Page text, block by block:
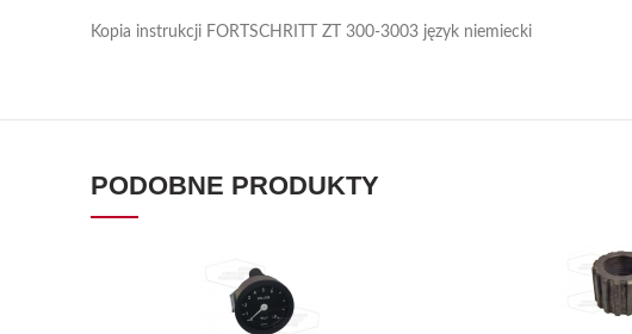
Kopia instrukcji FORTSCHRITT ZT 300-3003 język niemiecki
PODOBNE PRODUKTY